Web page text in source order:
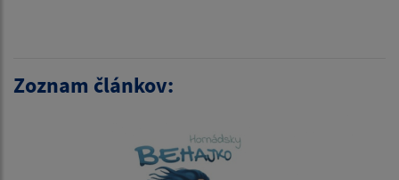
Zoznam článkov: